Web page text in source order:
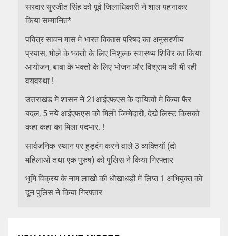
सरदार सुरजीत सिंह को पूर्व जिलाधिकारी ने शाल पहनाकर
किया सम्मानित*
पवित्र सावन मास मे भारत विकास परिषद का अनुसरणीय
प्रयास, भोले के भक्तो के लिए निशुल्क स्वास्थ्य शिविर का किया
आयोजन, बाबा के भक्तो के लिए भोजन और विश्राम की भी रही
वयवस्था !
उत्तराखंड मे शासन ने 21आईएफएस के दायित्वों मे किया फैर
बदल, 5 नये आईएफएस को मिली जिम्मेदारी, देखे लिस्ट किसको
कहा कहा का मिला पदभार. !
सार्वजनिक स्थान पर हुड़दंग करने वाले 3 व्यक्तियों (दो
महिलाओं तथा एक पुरुष) को पुलिस ने किया गिरफ्तार
भूमि विक्रय के नाम लाखो की धोखाधड़ी में लिप्त 1 अभियुक्त को
दून पुलिस ने किया गिरफ्तार